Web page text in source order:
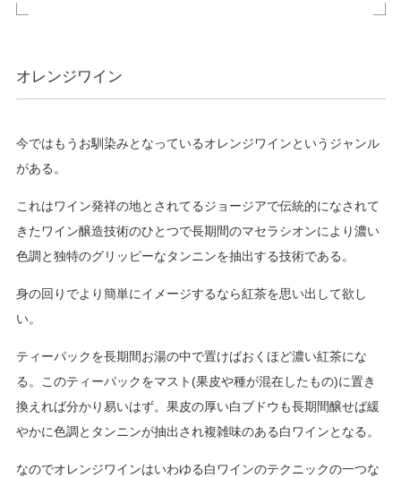
オレンジワイン
今ではもうお馴染みとなっているオレンジワインというジャンル
がある。
これはワイン発祥の地とされてるジョージアで伝統的になされて
きたワイン醸造技術のひとつで長期間のマセラシオンにより濃い
色調と独特のグリッピーなタンニンを抽出する技術である。
身の回りでより簡単にイメージするなら紅茶を思い出して欲し
い。
ティーパックを長期間お湯の中で置けばおくほど濃い紅茶にな
る。このティーパックをマスト(果皮や種が混在したもの)に置き
換えれば分かり易いはず。果皮の厚い白ブドウも長期間醸せば緩
やかに色調とタンニンが抽出され複雑味のある白ワインとなる。
なのでオレンジワインはいわゆる白ワインのテクニックの一つな